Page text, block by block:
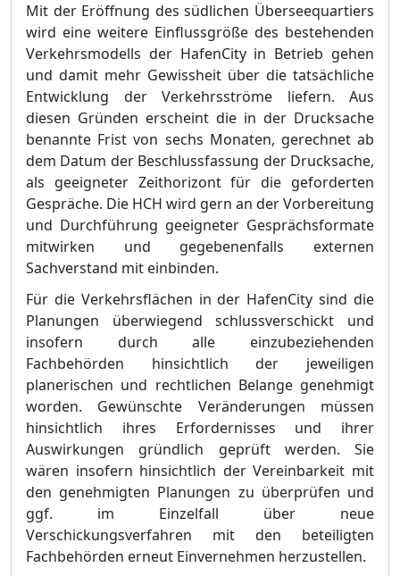
Mit der Eröffnung des südlichen Überseequartiers
wird eine weitere Einflussgröße des bestehenden
Verkehrsmodells der HafenCity in Betrieb gehen
und damit mehr Gewissheit über die tatsächliche
Entwicklung der Verkehrsströme liefern. Aus
diesen Gründen erscheint die in der Drucksache
benannte Frist von sechs Monaten, gerechnet ab
dem Datum der Beschlussfassung der Drucksache,
als geeigneter Zeithorizont für die geforderten
Gespräche. Die HCH wird gern an der Vorbereitung
und Durchführung geeigneter Gesprächsformate
mitwirken und gegebenenfalls externen
Sachverstand mit einbinden.
Für die Verkehrsflächen in der HafenCity sind die
Planungen überwiegend schlussverschickt und
insofern durch alle einzubeziehenden
Fachbehörden hinsichtlich der jeweiligen
planerischen und rechtlichen Belange genehmigt
worden. Gewünschte Veränderungen müssen
hinsichtlich ihres Erfordernisses und ihrer
Auswirkungen gründlich geprüft werden. Sie
wären insofern hinsichtlich der Vereinbarkeit mit
den genehmigten Planungen zu überprüfen und
ggf. im Einzelfall über neue
Verschickungsverfahren mit den beteiligten
Fachbehörden erneut Einvernehmen herzustellen.